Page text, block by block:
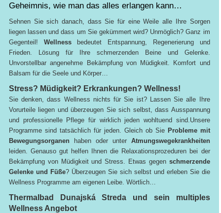
Geheimnis, wie man das alles erlangen kann…
Sehnen Sie sich danach, dass Sie für eine Weile alle Ihre Sorgen
liegen lassen und dass um Sie gekümmert wird? Unmöglich? Ganz im
Gegenteil! Wellness
bedeutet Entspannung, Regenerierung und
Frieden. Lösung für Ihre schmerzenden Beine und Gelenke.
Unvorstellbar angenehme Bekämpfung von Müdigkeit. Komfort und
Balsam für die Seele und Körper…
Stress? Müdigkeit? Erkrankungen? Wellness!
Sie denken, dass Wellness nichts für Sie ist? Lassen Sie alle Ihre
Vorurteile liegen und überzeugen Sie sich selbst, dass Ausspannung
und professionelle Pflege für wirklich jeden wohltuend sind.Unsere
Programme sind tatsächlich für jeden. Gleich ob Sie Probleme mit
Bewegungsorganen haben oder unter Atmungswegekrankheiten
leiden. Genauso gut helfen Ihnen die Relaxationsprozeduren bei der
Bekämpfung von Müdigkeit und Stress. Etwas gegen schmerzende
Gelenke und Füße? Überzeugen Sie sich selbst und erleben Sie die
Wellness Programme am eigenen Leibe. Wörtlich…
Thermalbad Dunajská Streda und sein multiples
Wellness Angebot